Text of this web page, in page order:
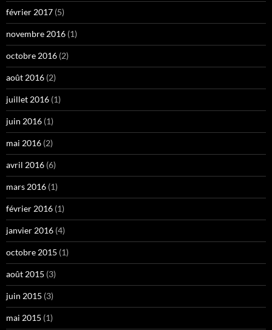
février 2017 (5)
novembre 2016 (1)
octobre 2016 (2)
août 2016 (2)
juillet 2016 (1)
juin 2016 (1)
mai 2016 (2)
avril 2016 (6)
mars 2016 (1)
février 2016 (1)
janvier 2016 (4)
octobre 2015 (1)
août 2015 (3)
juin 2015 (3)
mai 2015 (1)